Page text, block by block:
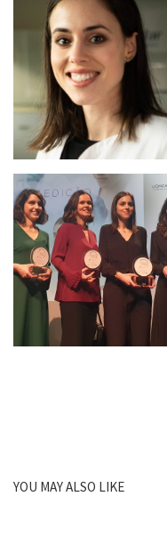
YOU MAY ALSO LIKE